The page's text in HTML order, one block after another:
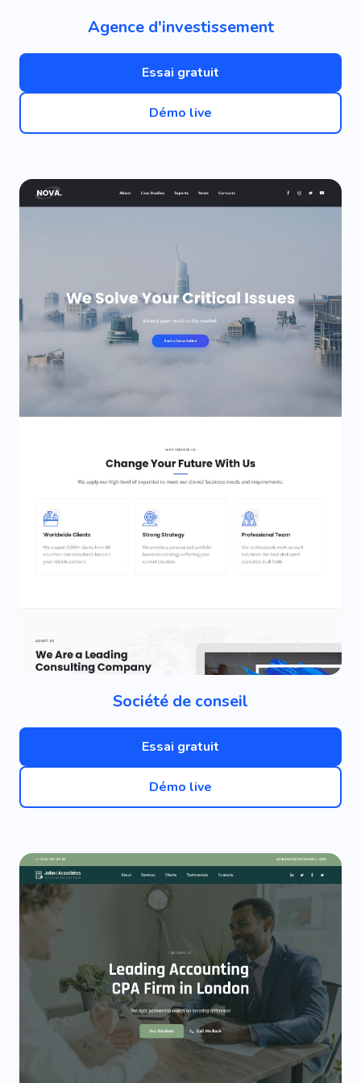
Agence d'investissement
Essai gratuit
Démo live
Société de conseil
Essai gratuit
Démo live